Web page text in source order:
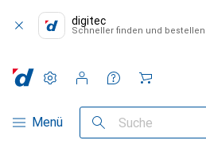
digitec
Schneller finden und bestellen
Navigation nach Kategorien
Menü Suche
Einstellungen
Kundenkonto
Vergleichslisten
Merklisten
Warenkorb